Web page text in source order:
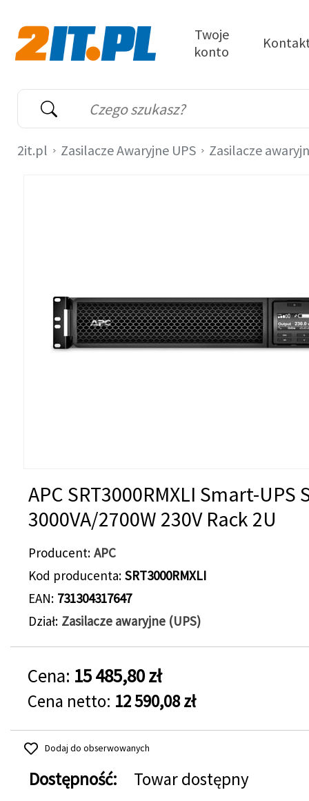
Wyszukiwarka
Słowo kluczowe
Twoje
konto
2it.pl Zasilacze Awaryjne UPS Zasilacze
APC SRT3000RMXLI Smart-UPS
3000VA/2700W 230V Rack 2U
Producent APC
Kod producenta SRT3000RMXLI
EAN 731304317647
Dział Zasilacze awaryjne (UPS)
Cena: 15 485,80 zł
Cena netto: 12 590,08 zł
Dodaj do obserwowanych
Dostępność:
Towar dostępny